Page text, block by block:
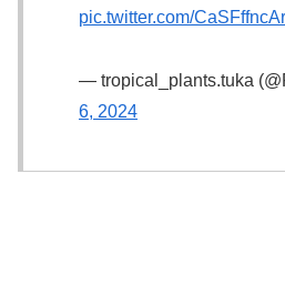
pic.twitter.com/CaSFffncAr
— tropical_plants.tuka
6, 2024